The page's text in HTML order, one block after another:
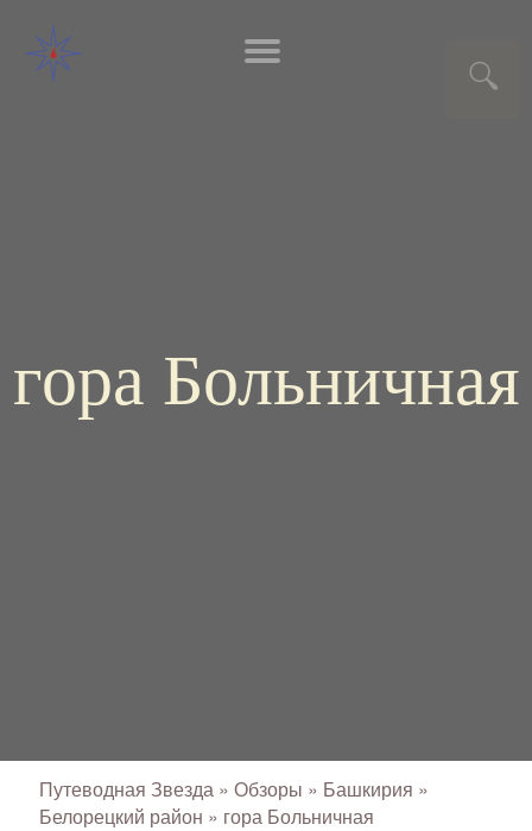
гора Больничная
Путеводная Звезда » Обзоры » Башкирия »
Белорецкий район » гора Больничная